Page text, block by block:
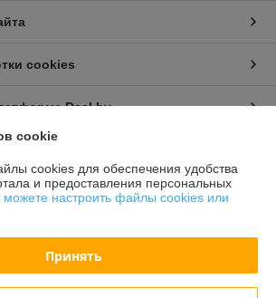
cookies
Deal.by
Бондарович Андрей Иванович
д. 24 к.3, кв. 15
ЕГР: 191658429
Партизанский РИК г. Минска
cookie
cookies для обеспечения удобства
и предоставления персональных
настроить файлы cookies или
Принять